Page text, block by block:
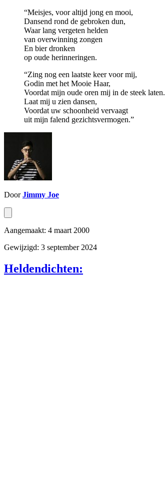
“Meisjes, voor altijd jong en mooi,
Dansend rond de gebroken dun,
Waar lang vergeten helden
van overwinning zongen
En bier dronken
op oude herinneringen.
“Zing nog een laatste keer voor mij,
Godin met het Mooie Haar,
Voordat mijn oude oren mij in de steek laten.
Laat mij u zien dansen,
Voordat uw schoonheid vervaagt
uit mijn falend gezichtsvermogen.”
DoorJimmy Joe
Aangemaakt: 4 maart 2000
Gewijzigd: 3 september 2024
Heldendichten: